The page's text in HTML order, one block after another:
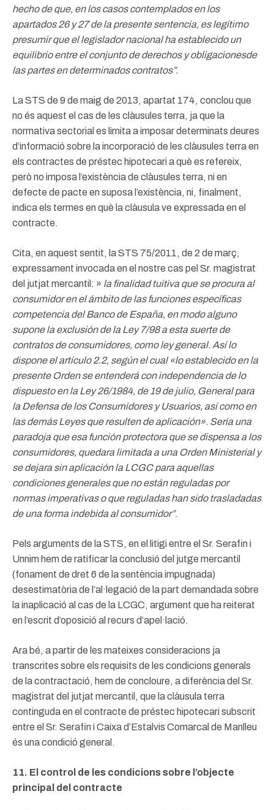
hecho de que, en los casos contemplados en los
apartados 26 y 27 de la presente sentencia, es legítimo
presumir que el legislador nacional ha establecido un
equilibrio entre el conjunto de derechos y obligacionesde
las partes en determinados contratos”.
La STS de 9 de maig de 2013, apartat 174, conclou que
no és aquest el cas de les clàusules terra, ja que la
normativa sectorial es limita a imposar determinats deures
d’informació sobre la incorporació de les clàusules terra en
els contractes de préstec hipotecari a què es refereix,
però no imposa l’existència de clàusules terra, ni en
defecte de pacte en suposa l’existència, ni, finalment,
indica els termes en què la clàusula ve expressada en el
contracte.
Cita, en aquest sentit, la STS 75/2011, de 2 de març,
expressament invocada en el nostre cas pel Sr. magistrat
del jutjat mercantil: » la finalidad tuitiva que se procura al
consumidor en el ámbito de las funciones específicas
competencia del Banco de España, en modo alguno
supone la exclusión de la Ley 7/98 a esta suerte de
contratos de consumidores, como ley general. Así lo
dispone el artículo 2.2, según el cual «lo establecido en la
presente Orden se entenderá con independencia de lo
dispuesto en la Ley 26/1984, de 19 de julio, General para
la Defensa de los Consumidores y Usuarios, así como en
las demás Leyes que resultende aplicación». Sería una
paradoja que esa función protectora que se dispensa a los
consumidores, quedara limitada a una Orden Ministerial y
se dejara sin aplicación la LCGC para aquellas
condiciones generales que no están reguladas por
normas imperativas o que reguladas han sido trasladadas
de una forma indebida al consumidor”.
Pels arguments de la STS, en el litigi entre el Sr. Serafin i
Unnim hem de ratificar la conclusió del jutge mercantil
(fonament de dret 6 de la sentència impugnada)
desestimatòria de l’al·legació de la part demandada sobre
la inaplicació al cas de la LCGC, argument que ha reiterat
en l’escrit d’oposició al recurs d’apel·lació.
Ara bé, a partir de les mateixes consideracions ja
transcrites sobre els requisits de les condicions generals
de la contractació, hem de concloure, a diferència del Sr.
magistrat del jutjat mercantil, que la clàusula terra
continguda en el contracte de préstec hipotecari subscrit
entre el Sr. Serafin i Caixa d’Estalvis Comarcal de Manlleu
és una condició general.
11. El control de les condicions sobre l’objecte
principal del contracte